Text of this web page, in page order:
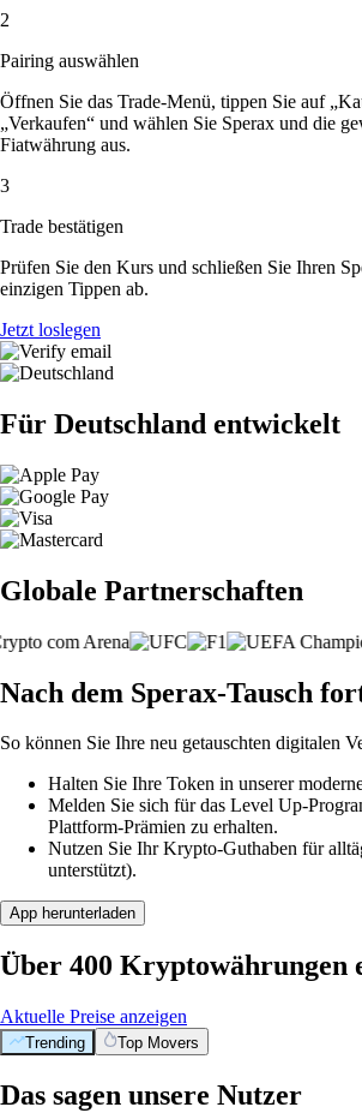
2
Pairing auswählen
Öffnen Sie das Trade-Menü, tippen Sie auf
„Verkaufen“ und wählen Sie Sperax und die
Fiatwährung aus.
3
Trade bestätigen
Prüfen Sie den Kurs und schließen Sie Ihren
einzigen Tippen ab.
Jetzt loslegen
Für Deutschland entwickelt
Globale Partnerschaften
Nach dem Sperax-Tausch
So können Sie Ihre neu getauschten digitalen
Halten Sie Ihre Token in unserer
Melden Sie sich für das Level Up-
Plattform-Prämien zu erhalten.
Nutzen Sie Ihr Krypto-Guthaben für
unterstützt).
App herunterladen
Über 400 Kryptowährungen
Aktuelle Preise anzeigen
Trending Top Movers
Das sagen unsere Nutzer